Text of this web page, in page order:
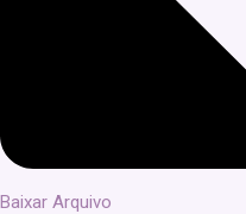
Baixar Arquivo